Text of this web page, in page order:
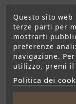
Questo sito
terze parti per
mostrarti
preferenze
navigazione.
utilizzo, premi il
Politica dei